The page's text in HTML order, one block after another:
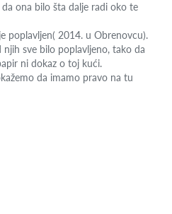
ona bilo šta dalje radi oko te
poplavljen( 2014. u Obrenovcu).
sve bilo poplavljeno, tako da
ni dokaz o toj kući.
da imamo pravo na tu